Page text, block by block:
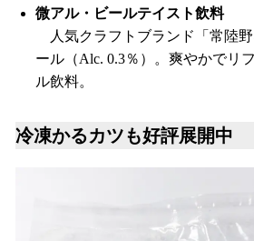
微アル・ビールテイスト飲料
人気クラフトブランド「常陸
ール（Alc. 0.3％）。爽やかでリ
ル飲料。
冷凍かるカツも好評展開中